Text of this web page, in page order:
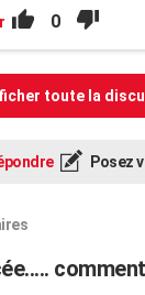
0
toute la
Posez